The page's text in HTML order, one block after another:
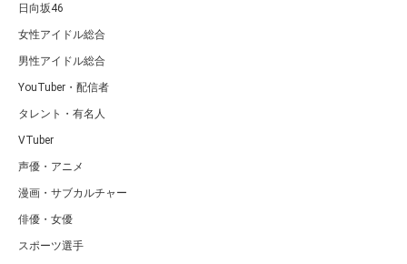
日向坂46
女性アイドル総合
男性アイドル総合
YouTuber・配信者
タレント・有名人
VTuber
声優・アニメ
漫画・サブカルチャー
俳優・女優
スポーツ選手